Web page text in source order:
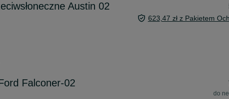
Austin 02
623,47 zł z Pakietem
Falconer-02
do